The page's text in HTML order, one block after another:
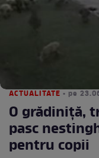
ACTUALITATE • pe
O grădiniţă,
pasc
pentru copii